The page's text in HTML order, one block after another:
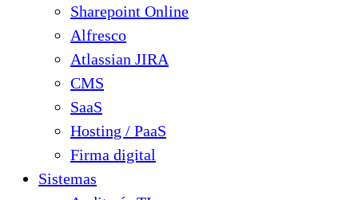
Sharepoint Online
Alfresco
Atlassian JIRA
CMS
SaaS
Hosting / PaaS
Firma digital
Sistemas